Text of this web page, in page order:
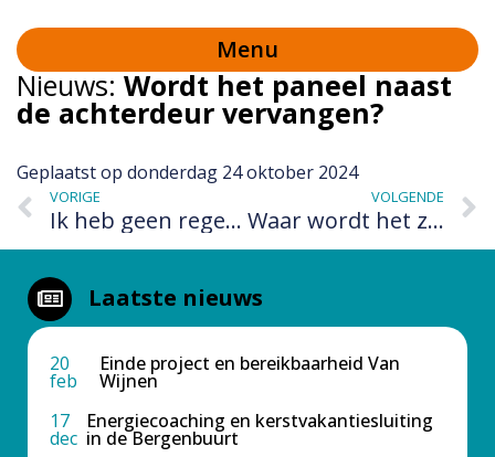
Menu
Nieuws: Wordt het paneel naast
de achterdeur vervangen?
Geplaatst op donderdag 24 oktober 2024
VORIGE
Ik heb geen regenpijp, maar wil deze wel graag voor een regenton. Kan dat?
VOLGENDE
Waar wordt het zonnescherm opgeslagen tijdens de werkzaamheden?
Laatste nieuws
20
feb
Einde project en bereikbaarheid Van
Wijnen
17
dec
Energiecoaching en kerstvakantiesluiting
in de Bergenbuurt